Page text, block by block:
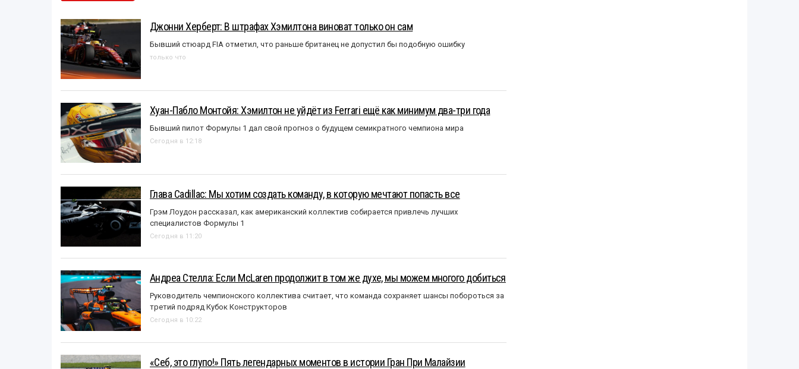
Джонни Херберт: В штрафах Хэмилтона виноват только он сам
Бывший стюард FIA отметил, что раньше британец не допустил бы подобную ошибку
только что
Хуан-Пабло Монтойя: Хэмилтон не уйдёт из Ferrari ещё как минимум два-три года
Бывший пилот Формулы 1 дал свой прогноз о будущем семикратного чемпиона мира
Сегодня в 12:18
Глава Cadillac: Мы хотим создать команду, в которую мечтают попасть все
Грэм Лоудон рассказал, как американский коллектив собирается привлечь лучших
специалистов Формулы 1
Сегодня в 11:20
Андреа Стелла: Если McLaren продолжит в том же духе, мы можем многого добиться
Руководитель чемпионского коллектива считает, что команда сохраняет шансы побороться за
третий подряд Кубок Конструкторов
Сегодня в 10:22
«Себ, это глупо!» Пять легендарных моментов в истории Гран При Малайзии